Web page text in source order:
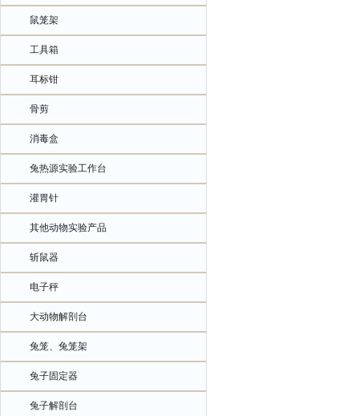
鼠笼架
工具箱
耳标钳
骨剪
消毒盒
兔热源实验工作台
灌胃针
其他动物实验产品
斩鼠器
电子秤
大动物解剖台
兔笼、兔笼架
兔子固定器
兔子解剖台